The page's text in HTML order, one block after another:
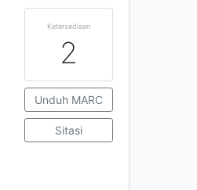
Ketersediaan
2
Unduh MARC
Sitasi